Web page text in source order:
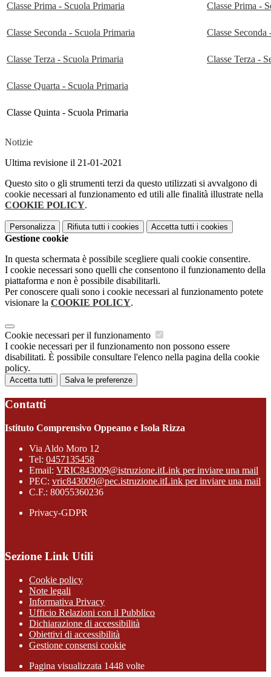
Classe Prima - Scuola Primaria Classe Prima -
Classe Seconda - Scuola Primaria Classe
Classe Terza - Scuola Primaria Classe Terza -
Classe Quarta - Scuola Primaria
Classe Quinta - Scuola Primaria
Notizie
Ultima revisione il 21-01-2021
Questo sito o gli strumenti terzi da questo utilizzati si avvalgono di
cookie necessari al funzionamento ed utili alle finalità illustrate nella
COOKIE POLICY.
Personalizza Rifiuta tutti i cookies Accetta tutti i cookies
Gestione cookie
In questa schermata è possibile scegliere quali cookie consentire.
I cookie necessari sono quelli che consentono il funzionamento della
piattaforma e non è possibile disabilitarli.
Per conoscere quali sono i cookie necessari al funzionamento potete
visionare la COOKIE POLICY.
Cookie necessari per il funzionamento
I cookie necessari per il funzionamento non possono essere
disabilitati. È possibile consultare l'elenco nella pagina della cookie
policy.
Accetta tutti Salva le preferenze
Contatti
Istituto Comprensivo Oppeano e Isola Rizza
Via Aldo Moro 12
Tel: 0457135458
Email: VRIC843009@istruzione.itLink per inviare una mail
PEC: vric843009@pec.istruzione.itLink per inviare una mail
C.F.: 80055360236
Privacy-GDPR
Sezione Link Utili
Cookie policy
Note legali
Informativa Privacy
Ufficio Relazioni con il Pubblico
Dichiarazione di accessibilità
Obiettivi di accessibilità
Gestione consensi cookie
Pagina visualizzata 1448 volte